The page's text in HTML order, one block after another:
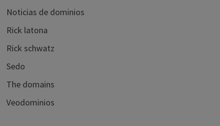
Noticias de dominios
Rick latona
Rick schwatz
Sedo
The domains
Veodominios